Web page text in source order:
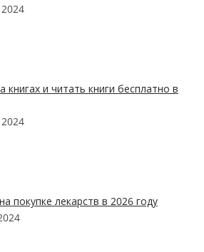
книгах и читать книги бесплатно в
покупке лекарств в 2026 году